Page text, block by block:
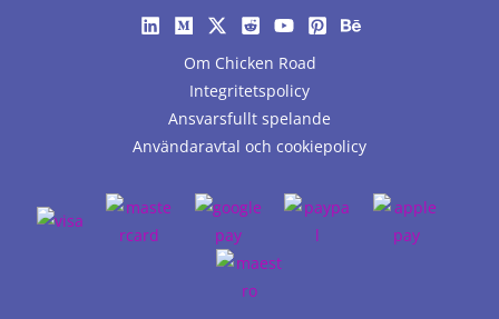
Om Chicken Road
Integritetspolicy
Ansvarsfullt spelande
Användaravtal och cookiepolicy